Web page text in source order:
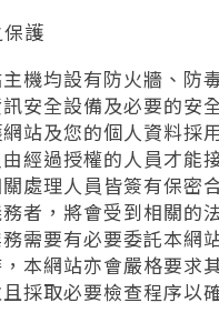
護
機均設有防火牆、防
安全設備及必要的安
站及您的個人資料採
經過授權的人員才能
處理人員皆簽有保密
者，將會受到相關的
需要有必要委託本網
本網站亦會嚴格要求
採取必要檢查程序以